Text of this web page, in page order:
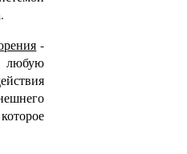
-
любую